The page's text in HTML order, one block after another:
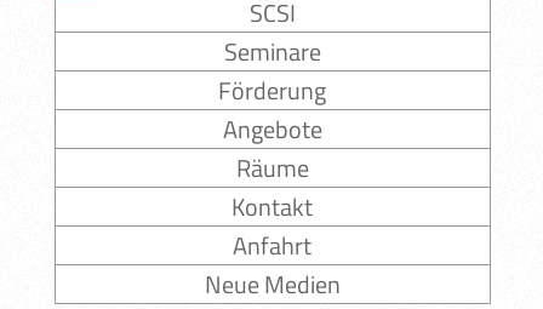
SCSI
Seminare
Förderung
Angebote
Räume
Kontakt
Anfahrt
Neue Medien